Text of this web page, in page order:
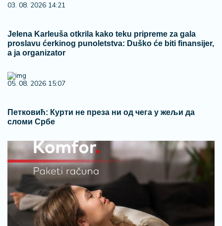
03. 08. 2026 14:21
Jelena Karleuša otkrila kako teku pripreme za gala
proslavu ćerkinog punoletstva: Duško će biti finansijer,
a ja organizator
05. 08. 2026 15:07
Петковић: Курти не преза ни од чега у жељи да
сломи Србе